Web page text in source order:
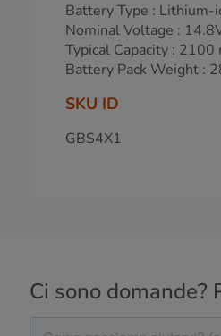
Battery Type : Lithium-
Nominal Voltage :
Typical Capacity : 2100
Battery Pack Weight :
SKU ID
GBS4X1
Ci sono domande?